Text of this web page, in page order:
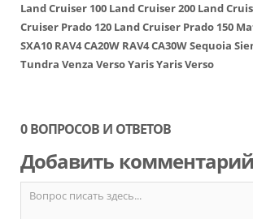
Land Cruiser 100 Land Cruiser 200 Land
Cruiser Prado 120 Land Cruiser Prado 150
SXA10 RAV4 CA20W RAV4 CA30WSequoia
Tundra Venza VersoYarisYaris Verso
0 ВОПРОСОВ И ОТВЕТОВ
Добавить комментарий